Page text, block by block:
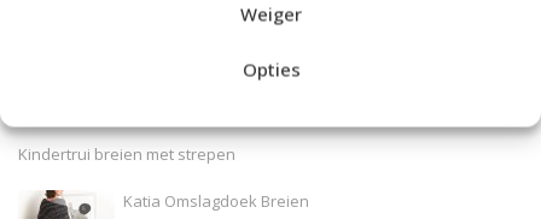
Weiger
Opties
Kindertrui breien met strepen
Katia Omslagdoek Breien